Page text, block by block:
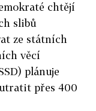
chtějí
slibů
ze státních
věcí
plánuje
přes 400